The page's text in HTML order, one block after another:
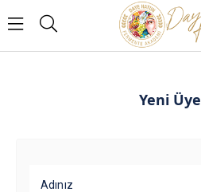
Yeni
Adınız